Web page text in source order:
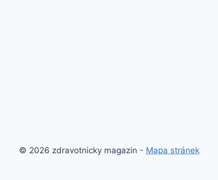
© 2026 zdravotnicky magazin - Mapa stránek